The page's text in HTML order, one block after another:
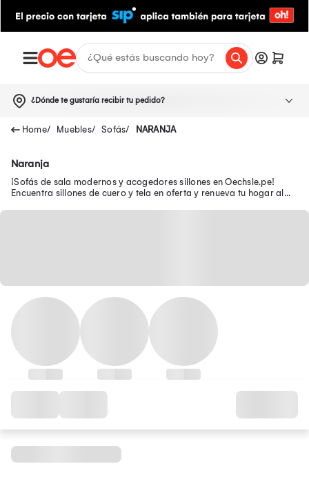
¿Dónde te gustaría recibir tu pedido?
Muebles Sofás NARANJA
Naranja
¡Sofás de sala modernos y acogedores sillones en Oechsle.pe!
Encuentra sillones de cuero y tela en oferta y renueva tu hogar al